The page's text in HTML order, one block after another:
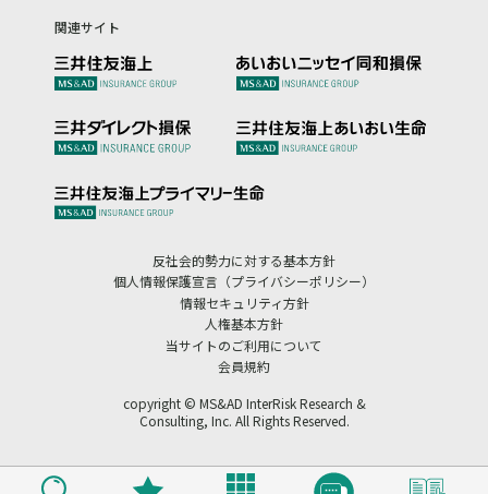
関連サイト
反社会的勢力に対する基本方針
個人情報保護宣言（プライバシーポリシー）
情報セキュリティ方針
人権基本方針
当サイトのご利用について
会員規約
copyright © MS&AD InterRisk Research &
Consulting, Inc. All Rights Reserved.